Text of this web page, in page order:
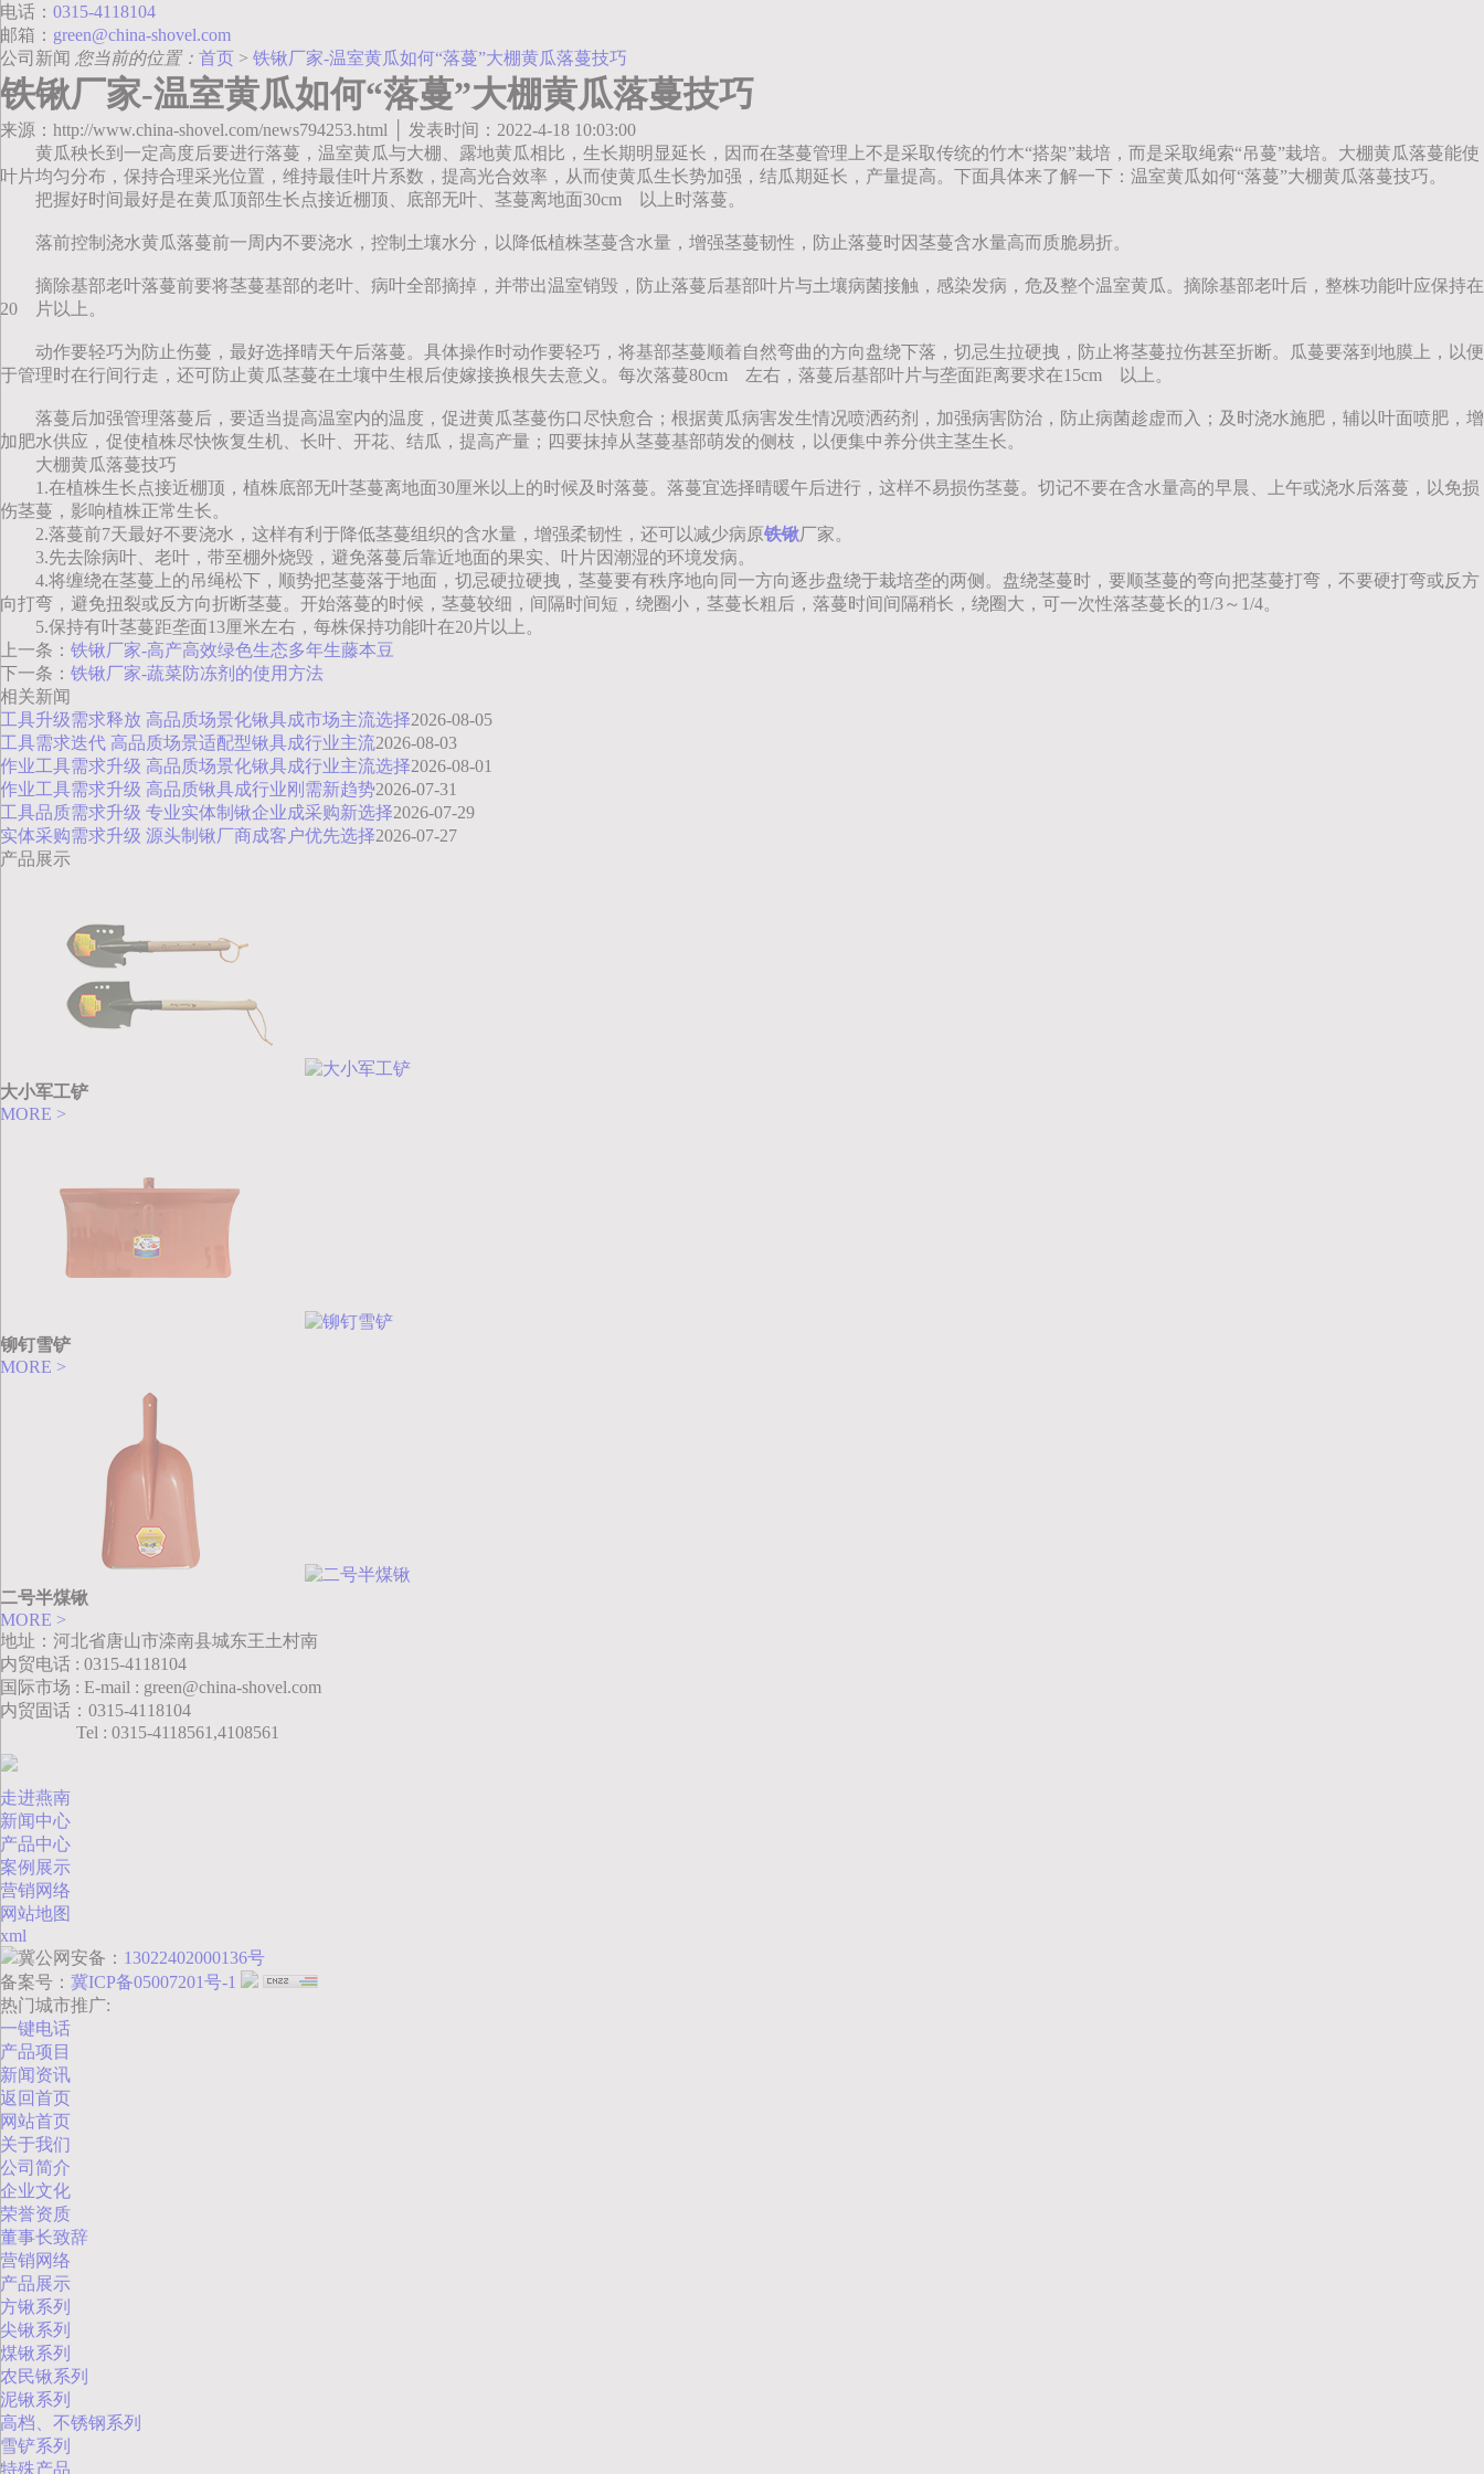
电话： 0315-4118104
邮箱： green@china-shovel.com
公司新闻 您当前的位置： 首页 > 铁锹厂家-温室黄瓜如何“落蔓”大棚黄瓜落蔓技巧
铁锹厂家-温室黄瓜如何“落蔓”大棚黄瓜落蔓技巧
来源：http://www.china-shovel.com/news794253.html │ 发表时间：2022-4-18 10:03:00
黄瓜秧长到一定高度后要进行落蔓，温室黄瓜与大棚、露地黄瓜相比，生长期明显延长，因而在茎蔓管理上不是采取传统的竹木“搭架”栽培，而是采取绳索“吊蔓”栽培。大棚黄瓜落蔓能使
叶片均匀分布，保持合理采光位置，维持最佳叶片系数，提高光合效率，从而使黄瓜生长势加强，结瓜期延长，产量提高。下面具体来了解一下：温室黄瓜如何“落蔓”大棚黄瓜落蔓技巧。
把握好时间最好是在黄瓜顶部生长点接近棚顶、底部无叶、茎蔓离地面30cm 以上时落蔓。
落前控制浇水黄瓜落蔓前一周内不要浇水，控制土壤水分，以降低植株茎蔓含水量，增强茎蔓韧性，防止落蔓时因茎蔓含水量高而质脆易折。
摘除基部老叶落蔓前要将茎蔓基部的老叶、病叶全部摘掉，并带出温室销毁，防止落蔓后基部叶片与土壤病菌接触，感染发病，危及整个温室黄瓜。摘除基部老叶后，整株功能叶应保持在
20 片以上。
动作要轻巧为防止伤蔓，最好选择晴天午后落蔓。具体操作时动作要轻巧，将基部茎蔓顺着自然弯曲的方向盘绕下落，切忌生拉硬拽，防止将茎蔓拉伤甚至折断。瓜蔓要落到地膜上，以便
于管理时在行间行走，还可防止黄瓜茎蔓在土壤中生根后使嫁接换根失去意义。每次落蔓80cm 左右，落蔓后基部叶片与垄面距离要求在15cm 以上。
落蔓后加强管理落蔓后，要适当提高温室内的温度，促进黄瓜茎蔓伤口尽快愈合；根据黄瓜病害发生情况喷洒药剂，加强病害防治，防止病菌趁虚而入；及时浇水施肥，辅以叶面喷肥，增
加肥水供应，促使植株尽快恢复生机、长叶、开花、结瓜，提高产量；四要抹掉从茎蔓基部萌发的侧枝，以便集中养分供主茎生长。
大棚黄瓜落蔓技巧
1.在植株生长点接近棚顶，植株底部无叶茎蔓离地面30厘米以上的时候及时落蔓。落蔓宜选择晴暖午后进行，这样不易损伤茎蔓。切记不要在含水量高的早晨、上午或浇水后落蔓，以免损
伤茎蔓，影响植株正常生长。
2.落蔓前7天最好不要浇水，这样有利于降低茎蔓组织的含水量，增强柔韧性，还可以减少病原铁锹厂家。
3.先去除病叶、老叶，带至棚外烧毁，避免落蔓后靠近地面的果实、叶片因潮湿的环境发病。
4.将缠绕在茎蔓上的吊绳松下，顺势把茎蔓落于地面，切忌硬拉硬拽，茎蔓要有秩序地向同一方向逐步盘绕于栽培垄的两侧。盘绕茎蔓时，要顺茎蔓的弯向把茎蔓打弯，不要硬打弯或反方
向打弯，避免扭裂或反方向折断茎蔓。开始落蔓的时候，茎蔓较细，间隔时间短，绕圈小，茎蔓长粗后，落蔓时间间隔稍长，绕圈大，可一次性落茎蔓长的1/3～1/4。
5.保持有叶茎蔓距垄面13厘米左右，每株保持功能叶在20片以上。
上一条： 铁锹厂家-高产高效绿色生态多年生藤本豆
下一条： 铁锹厂家-蔬菜防冻剂的使用方法
相关新闻
工具升级需求释放 高品质场景化锹具成市场主流选择2026-08-05
工具需求迭代 高品质场景适配型锹具成行业主流2026-08-03
作业工具需求升级 高品质场景化锹具成行业主流选择2026-08-01
作业工具需求升级 高品质锹具成行业刚需新趋势2026-07-31
工具品质需求升级 专业实体制锹企业成采购新选择2026-07-29
实体采购需求升级 源头制锹厂商成客户优先选择2026-07-27
产品展示
大小军工铲
MORE >
铆钉雪铲
MORE >
二号半煤锹
MORE >
地址：河北省唐山市滦南县城东王土村南
内贸电话 : 0315-4118104
国际市场 : E-mail : green@china-shovel.com
内贸固话：0315-4118104
Tel : 0315-4118561,4108561
走进燕南
新闻中心
产品中心
案例展示
营销网络
网站地图
xml
冀公网安备： 13022402000136号
备案号： 冀ICP备05007201号-1
热门城市推广:
一键电话
产品项目
新闻资讯
返回首页
网站首页
关于我们
公司简介
企业文化
荣誉资质
董事长致辞
营销网络
产品展示
方锹系列
尖锹系列
煤锹系列
农民锹系列
泥锹系列
高档、不锈钢系列
雪铲系列
特殊产品